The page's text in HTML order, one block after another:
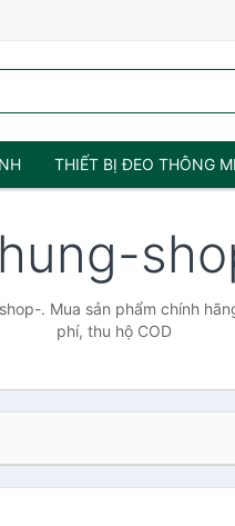
THIẾT BỊ ĐEO THÔNG
. Mua sản phẩm chính
phí, thu hộ COD